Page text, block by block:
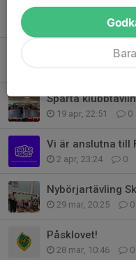
Heros Cup 2026
0
Inställd träning
Sparta
19 apr, 22:51 0
Vi är anslutna till
2 apr, 23:24 0
Nybörjartävling
29 mar, 20:25 0
Påsklovet!
28 mar, 10:46 0